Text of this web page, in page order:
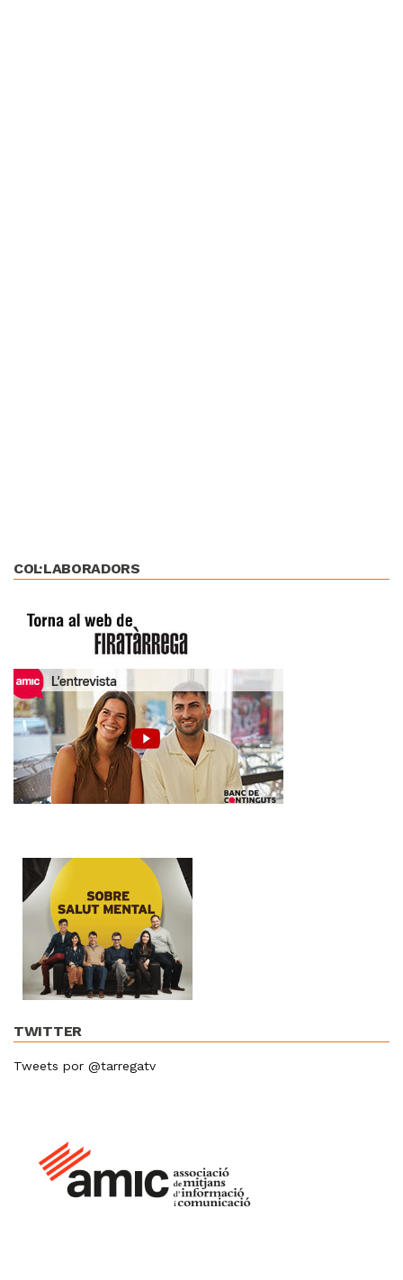
COL·LABORADORS
TWITTER
Tweets por @tarregatv